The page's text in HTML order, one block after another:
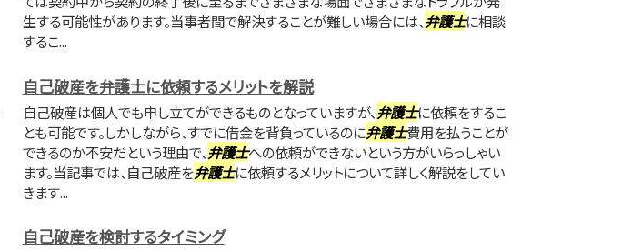
生する可能性があります。当事者間で解決することが難しい場合には、 弁護士に相談
するこ...
自己破産を弁護士に依頼するメリットを解説
自己破産は個人でも申し立てができるものとなっていますが、 弁護士に依頼をするこ
とも可能です。しかしながら、すでに借金を背負っているのに弁護士費用を払うことが
できるのか不安だという理由で、 弁護士への依頼ができないという方がいらっしゃい
ます。当記事では、自己破産を弁護士に依頼するメリットについて詳しく解説をしてい
きます...
自己破産を検討するタイミング